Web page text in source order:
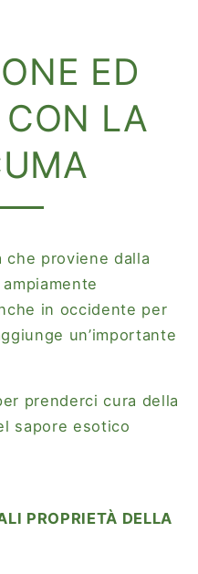
ED
CON LA
che proviene dalla
in occidente per
un’importante
prenderci cura della
sapore esotico
PROPRIETÀ DELLA